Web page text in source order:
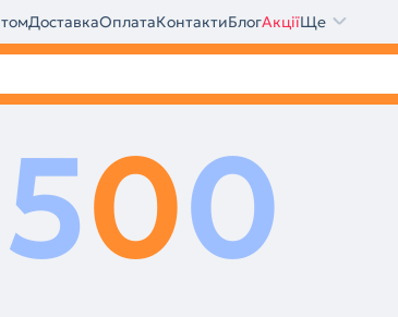
ДоставкаОплатаКонтактиБлогАкціїЩе
500